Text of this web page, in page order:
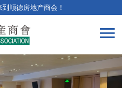
顺德房地产商会！
menu